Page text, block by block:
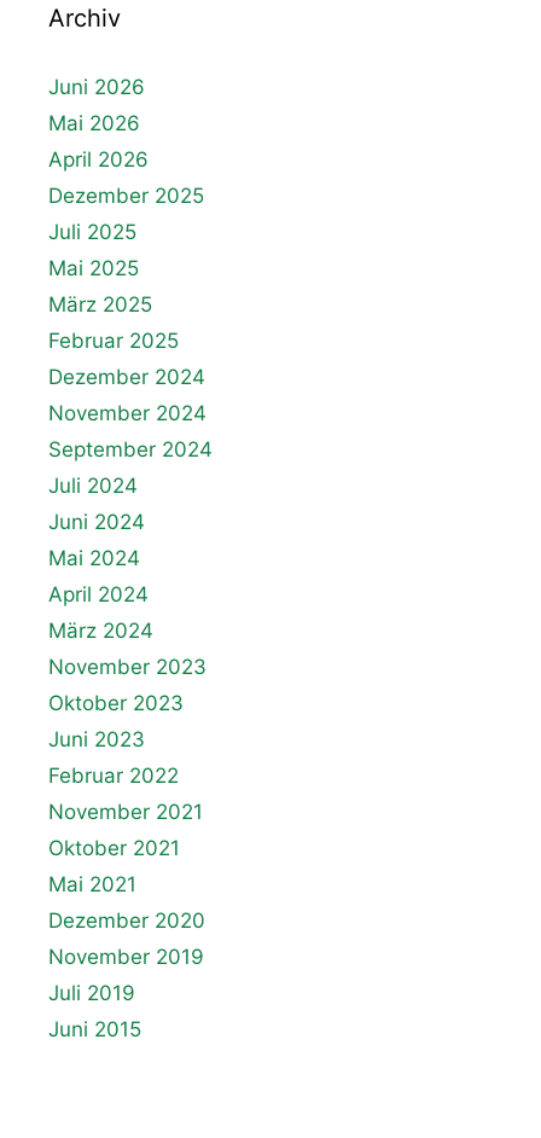
Archiv
Juni 2026
Mai 2026
April 2026
Dezember 2025
Juli 2025
Mai 2025
März 2025
Februar 2025
Dezember 2024
November 2024
September 2024
Juli 2024
Juni 2024
Mai 2024
April 2024
März 2024
November 2023
Oktober 2023
Juni 2023
Februar 2022
November 2021
Oktober 2021
Mai 2021
Dezember 2020
November 2019
Juli 2019
Juni 2015